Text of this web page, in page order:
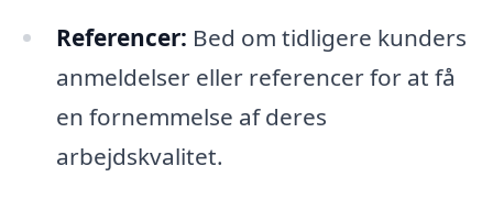
Referencer: Bed om tidligere kunders
anmeldelser eller referencer for at få
en fornemmelse af deres
arbejdskvalitet.